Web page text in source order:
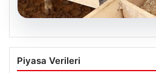
07.08.2026
Kurbanlık fiyatları il il
2026: Büyükbaş ve
Piyasa Verileri